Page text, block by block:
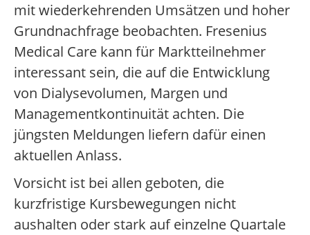
mit wiederkehrenden Umsätzen und hoher
Grundnachfrage beobachten. Fresenius
Medical Care kann für Marktteilnehmer
interessant sein, die auf die Entwicklung
von Dialysevolumen, Margen und
Managementkontinuität achten. Die
jüngsten Meldungen liefern dafür einen
aktuellen Anlass.
Vorsicht ist bei allen geboten, die
kurzfristige Kursbewegungen nicht
aushalten oder stark auf einzelne Quartale